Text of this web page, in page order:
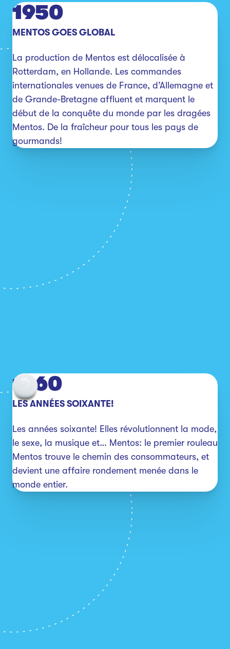
1950
MENTOS GOES GLOBAL
La production de Mentos est délocalisée à
Rotterdam, en Hollande. Les commandes
internationales venues de France, d’Allemagne et
de Grande-Bretagne affluent et marquent le
début de la conquête du monde par les dragées
Mentos. De la fraîcheur pour tous les pays de
1960
LES ANNÉES SOIXANTE!
Les années soixante! Elles révolutionnent la mode,
le sexe, la musique et… Mentos: le premier rouleau
Mentos trouve le chemin des consommateurs, et
devient une affaire rondement menée dans le